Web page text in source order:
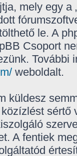
mely egy a
le. A
Csoport
További
weboldalt.
küldesz
A fentiek